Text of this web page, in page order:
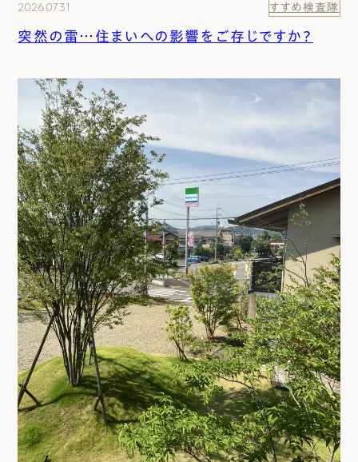
2026.07.31 すすめ検査隊
突然の雷…住まいへの影響をご存じですか？